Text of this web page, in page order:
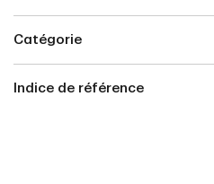
Catégorie
Indice de référence